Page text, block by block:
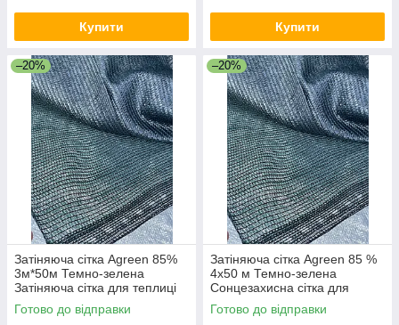
Купити Купити
–20%
Затіняюча сітка Agreen 85%
3м*50м Темно-зелена
Затіняюча сітка для теплиці
Захисна сітка від сонця
Готово до відправки
–20%
Затіняюча сітка Agreen 85 %
4х50 м Темно-зелена
Сонцезахисна сітка для
теплиць Тіньова сітка для
двору
Готово до відправки